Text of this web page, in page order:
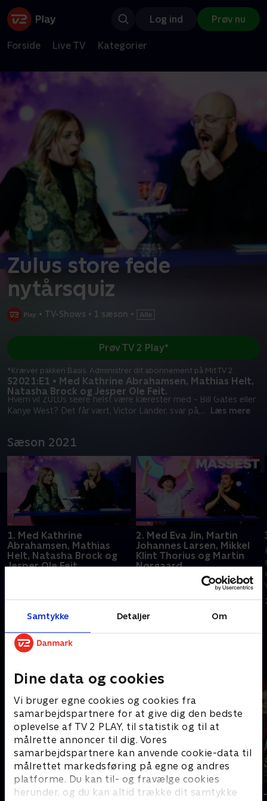
Samtykke Detaljer Om
Dine data og cookies
Vi bruger egne cookies og cookies fra
samarbejdspartnere for at give dig den bedste
oplevelse af TV 2 PLAY, til statistik og til at
målrette annoncer til dig. Vores
samarbejdspartnere kan anvende cookie-data til
målrettet markedsføring på egne og andres
platforme. Du kan til- og fravælge cookies
herunder, og du kan altid trække dit samtykke
Log ind Prøv nu
Forside Live TV Kategorier
Zulus store fede
nytårsquiz
• TV-Shows • 1 sæson •
S2021:E1 • Med Kathrine Abrahamsen, Mathias Helt,
Natasha Brock og Jesper Ole Feit.
Hvem vil ZULUs seere helst være kærester med - Bill Gates eller
Kanye West? Det får vært, Victor Lander, svar på,... Læs mere
Prøv TV 2 Play*
*Kræver pakken Basis. Administrer dit abonnement på Mit TV 2.
Sæson 2021
1. Med Kathrine
Abrahamsen, Mathias
Helt, Natasha Brock og
Jesper Ole Feit.
eller Kanye West? Det får vært,
Victor Lander, svar på, når han
20. december 2021 • 35 min
2. Med Eva Jin, Martin
Johannes Larsen, Mikkel
Klint Thorius og Martin
Nørgaard
Tør Victor Lander bokse otte
Mayweather? Det finder vi ud
af, når han endnu en gang
21. december 2021 • 35 min
Menneskekender Stormester